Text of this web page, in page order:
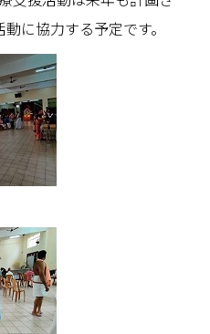
に協力する予定です。